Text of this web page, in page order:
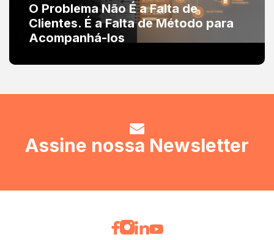
O Problema Não É a Falta de
Clientes. É a Falta de Método para
Acompanhá-los
Assine nossa Newsletter